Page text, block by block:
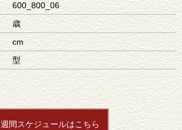
600_800_06
歳
cm
型
週間スケジュールはこちら